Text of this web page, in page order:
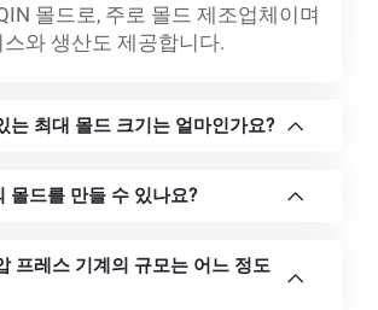
몰드로, 주로 몰드 제조업체이며
와 생산도 제공합니다.
는 최대 몰드 크기는 얼마인가요?
몰드를 만들 수 있나요?
프레스 기계의 규모는 어느 정도